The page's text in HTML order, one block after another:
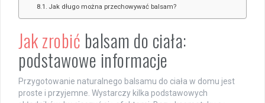
Jak długo można przechowywać balsam?
Jak zrobić balsam do ciała:
podstawowe informacje
Przygotowanie naturalnego balsamu do ciała w domu jest
proste i przyjemne. Wystarczy kilka podstawowych